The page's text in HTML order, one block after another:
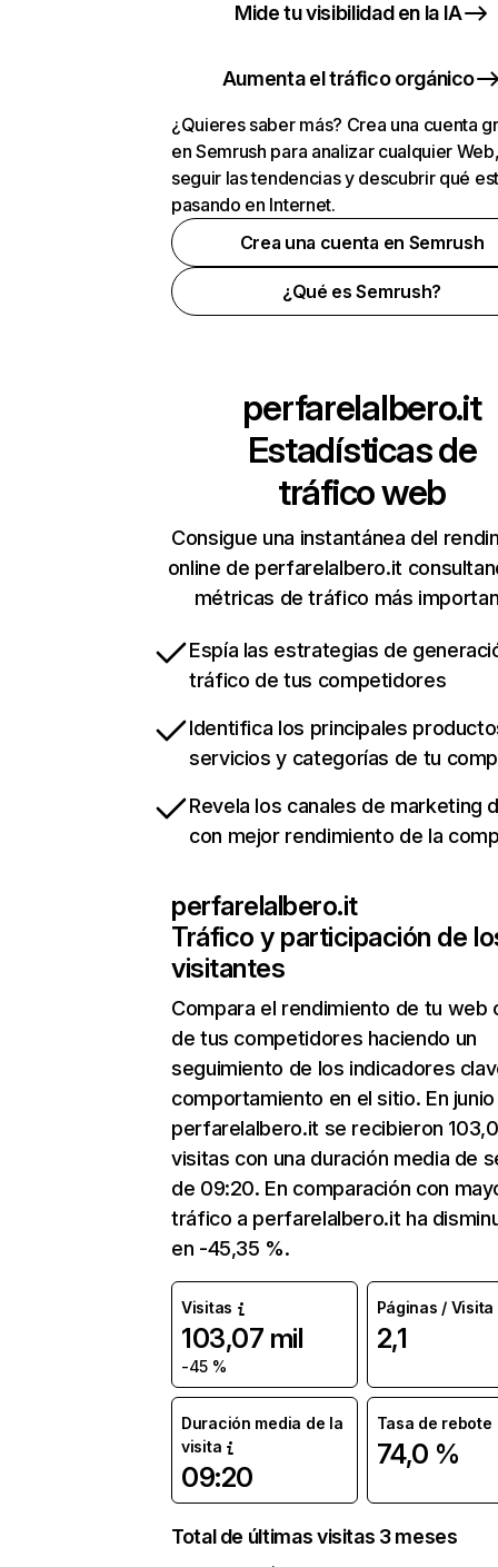
Mide tu visibilidad en la IA
Aumenta el tráfico orgánico
¿Quieres saber más? Crea una cuenta
en Semrush para analizar cualquier
seguir las tendencias y descubrir qué
pasando en Internet.
Crea una cuenta en Semrush
¿Qué es Semrush?
perfarelalbero.it
Estadísticas de
tráfico web
Consigue una instantánea del
online de perfarelalbero.it
métricas de tráfico más
Espía las estrategias de
tráfico de tus competidores
Identifica los principales
servicios y categorías de tu
Revela los canales de marketing
con mejor rendimiento de la
perfarelalbero.it
Tráfico y participación de
visitantes
Compara el rendimiento de tu web
de tus competidores haciendo un
seguimiento de los indicadores
comportamiento en el sitio. En junio
perfarelalbero.it se recibieron
visitas con una duración media de
de 09:20. En comparación con
tráfico a perfarelalbero.it ha
en -45,35 %.
Visitas
103,07 mil
-45 %
Páginas / Visita
2,1
Duración media de la
visita
09:20
Tasa de rebote
74,0 %
Total de últimas visitas 3 meses